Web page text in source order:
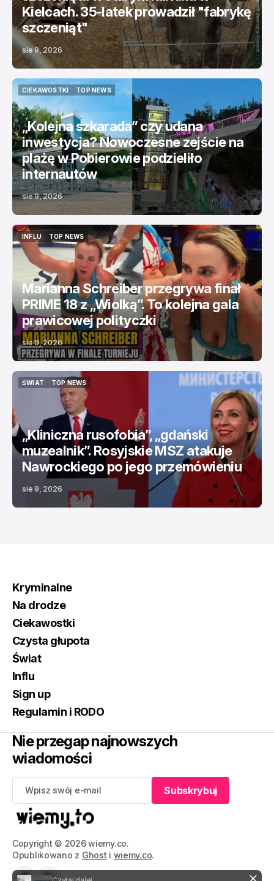
Kielcach. 35-latek prowadził "fabrykę
szczeniąt"
sie 9, 2026
CIEKAWOSTKI
TOP NEWS
„Kolejna szkarada” czy udana
inwestycja? Nowoczesne zejście na
plażę w Pobierowie podzieliło
internautów
sie 9, 2026
INFLU
INFLU
TOP NEWS
TOP NEWS
Marianna Schreiber przegrywa finał
PRIME 18 z „Wiolką”. To kolejna gala
prawicowej polityczki
sie 9, 2026
ŚWIAT
TOP NEWS
TOP NEWS
„Kliniczna rusofobia”, „gdański
muzealnik”. Rosyjskie MSZ atakuje
Nawrockiego po jego przemówieniu
sie 9, 2026
Copyright © 2026 wiemy.co.
Opublikowano z Ghost i wiemy.co.
Kryminalne
Na drodze
Ciekawostki
Czysta głupota
Świat
Influ
Sign up
Regulamin i RODO
Nie przegap najnowszych
wiadomości
Subskrybuj
Subskrybuj